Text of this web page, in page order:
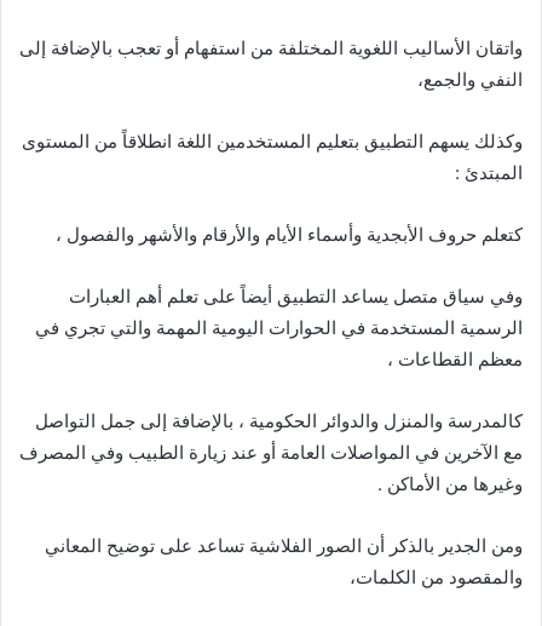
واتقان الأساليب اللغوية المختلفة من استفهام أو تعجب بالإضافة إلى
النفي والجمع،
وكذلك يسهم التطبيق بتعليم المستخدمين اللغة انطلاقاً من المستوى
المبتدئ :
كتعلم حروف الأبجدية وأسماء الأيام والأرقام والأشهر والفصول ،
وفي سياق متصل يساعد التطبيق أيضاً على تعلم أهم العبارات
الرسمية المستخدمة في الحوارات اليومية المهمة والتي تجري في
معظم القطاعات ،
كالمدرسة والمنزل والدوائر الحكومية ، بالإضافة إلى جمل التواصل
مع الآخرين في المواصلات العامة أو عند زيارة الطبيب وفي المصرف
وغيرها من الأماكن .
ومن الجدير بالذكر أن الصور الفلاشية تساعد على توضيح المعاني
والمقصود من الكلمات،